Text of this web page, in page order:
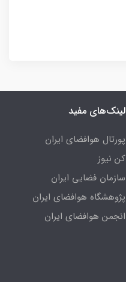
لینک‌های مفید
پورتال هوافضای ایران
کن نیوز
سازمان فضایی ایران
پژوهشگاه هوافضای ایران
انجمن هوافضای ایران